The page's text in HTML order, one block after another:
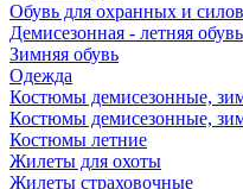
Обувь для охранных и
Демисезонная - летняя обувь
Зимняя обувь
Одежда
Костюмы демисезонные,
Костюмы демисезонные,
Костюмы летние
Жилеты для охоты
Жилеты страховочные